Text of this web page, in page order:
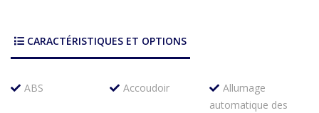
CARACTÉRISTIQUES ET OPTIONS
ABS Accoudoir
Allumage
automatique des